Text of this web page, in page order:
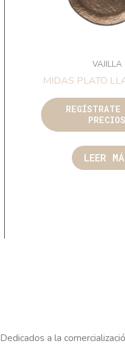
VAJILLA
MIDAS PLATO
REGÍSTRATE
PRECIOS
LEER
Dedicados a la